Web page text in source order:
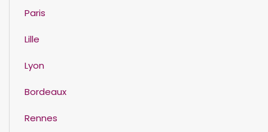
Paris
Lille
Lyon
Bordeaux
Rennes